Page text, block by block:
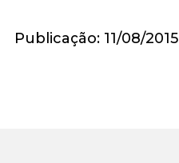
Publicação: 11/08/2015